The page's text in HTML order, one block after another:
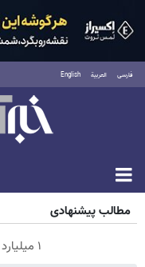
فارسی العربية English
جمعه ۱۶ مرداد ۱۴۰۵
مطالب پیشنهادی
۱ میلیارد اعتبار خرید طلا | بدون ضامن و چک